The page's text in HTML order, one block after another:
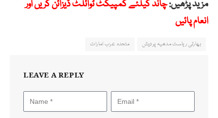
مزید پڑھیں:چاند کیلئے کمپیکٹ ٹوائلٹ ڈیزائن کریں اور
انعام پائیں
بھارتی ریاست مدھیہ پردیش متحدہ عرب امارات
LEAVE A REPLY